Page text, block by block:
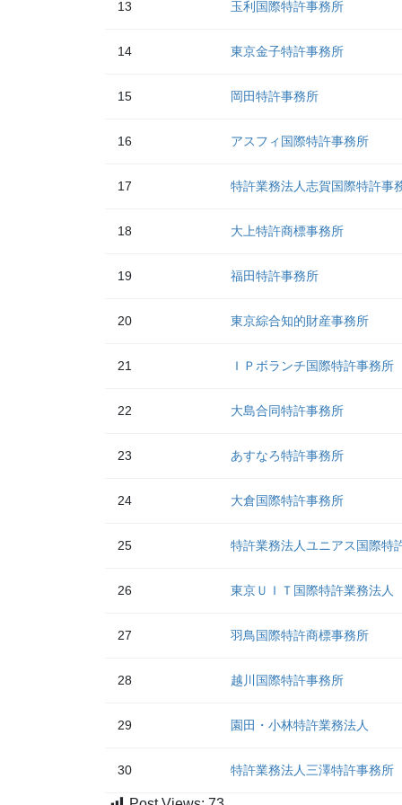
13 玉利国際特許事務所
14 東京金子特許事務所
15 岡田特許事務所
16 アスフィ国際特許事務所
17 特許業務法人志賀国際特許事
18 大上特許商標事務所
19 福田特許事務所
20 東京綜合知的財産事務所
21 ＩＰボランチ国際特許事務所
22 大島合同特許事務所
23 あすなろ特許事務所
24 大倉国際特許事務所
25 特許業務法人ユニアス国際特
26 東京ＵＩＴ国際特許業務法人
27 羽鳥国際特許商標事務所
28 越川国際特許事務所
29 園田・小林特許業務法人
30 特許業務法人三澤特許事務所